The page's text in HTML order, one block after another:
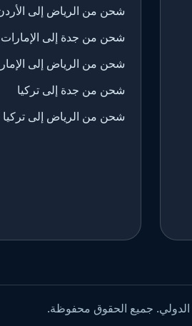
شحن من الرياض إلى
شحن من جدة إلى الإمارات
شحن من الرياض إلى
شحن من جدة إلى تركيا
شحن من الرياض إلى تركيا